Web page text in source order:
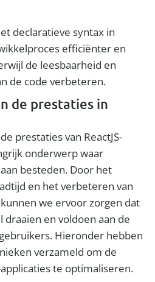
declaratieve syntax in
efficiënter en
de leesbaarheid en
de code verbeteren.
de prestaties in
prestaties van ReactJS-
onderwerp waar
besteden. Door het
en het verbeteren van
we ervoor zorgen dat
draaien en voldoen aan de
Hieronder hebben
verzameld om de
te optimaliseren.